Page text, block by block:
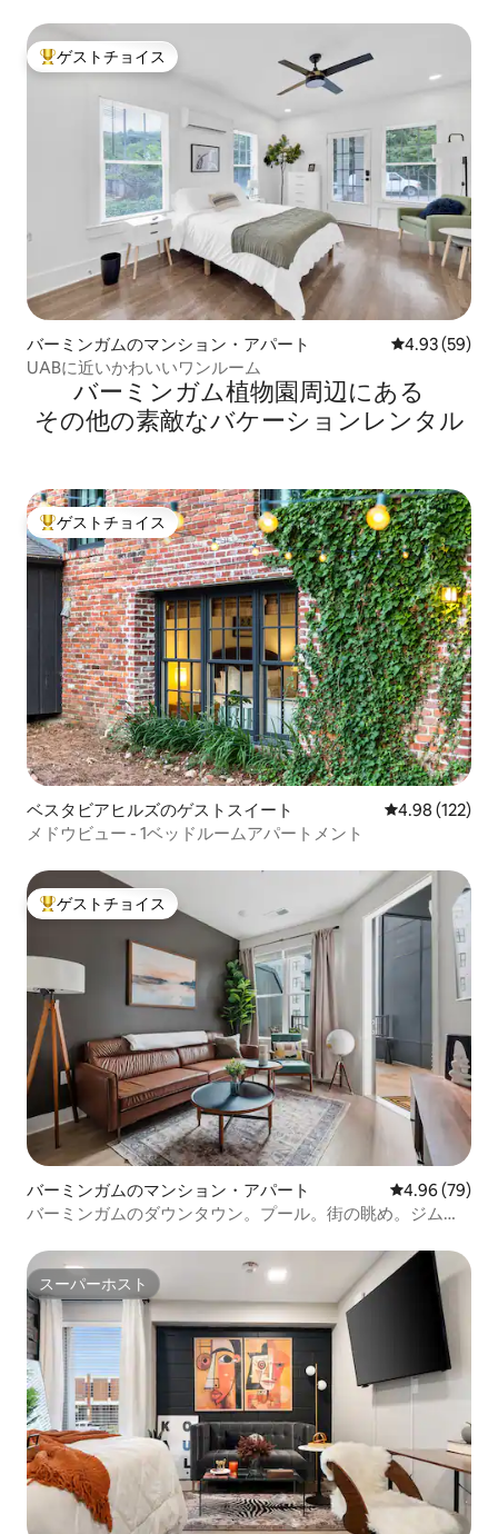
大好評のゲストチョイスです。
ゲストチョイス
バーミンガムのマンション・アパート レビュー59
4.93 (59)
UABに近いかわいいワンルーム
バーミンガム植物園⁠周⁠辺⁠に⁠あ⁠る
そ⁠の⁠他⁠の素⁠敵⁠なバ⁠ケ⁠ー⁠シ⁠ョ⁠ン⁠レ⁠ン⁠タ⁠ル
大好評のゲストチョイスです。
ゲストチョイス
ベスタビアヒルズのゲストスイート レビュー122
4.98 (122)
メドウビュー - 1ベッドルームアパートメント
大好評のゲストチョイスです。
ゲストチョイス
バーミンガムのマンション・アパート レビュー79
4.96 (79)
バーミンガムのダウンタウン。プール。街の眺め。ジム。
スーパーホスト
スーパーホスト